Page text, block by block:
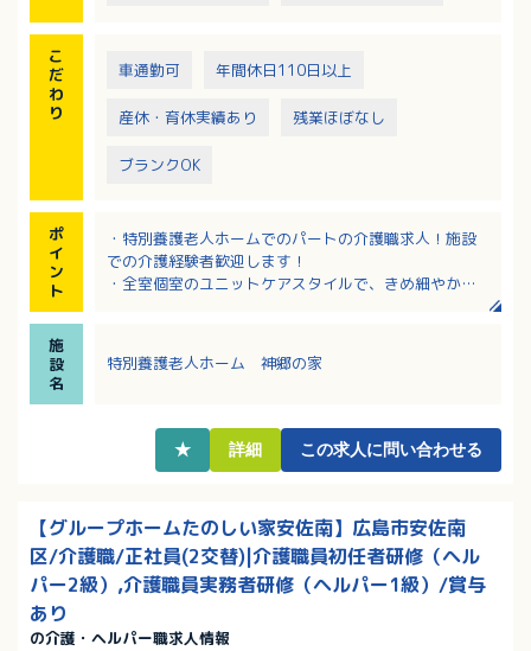
こ
だ
わ
り
車通勤可 年間休日110日以上
産休・育休実績あり 残業ほぼなし
ブランクOK
ポ
イ
ン
ト
・特別養護老人ホームでのパートの介護職求人！施設
での介護経験者歓迎します！
・全室個室のユニットケアスタイルで、きめ細やかな
で相談可能！プライベートとのバランス重視の方にお
すすめ！
施
設
名
特別養護老人ホーム 神郷の家
★ 詳細 この求人に問い合わせる
【グループホームたのしい家安佐南】広島市安佐南
区/介護職/正社員(2交替)|介護職員初任者研修（ヘル
パー2級）,介護職員実務者研修（ヘルパー1級）/賞与
あり
の介護・ヘルパー職求人情報